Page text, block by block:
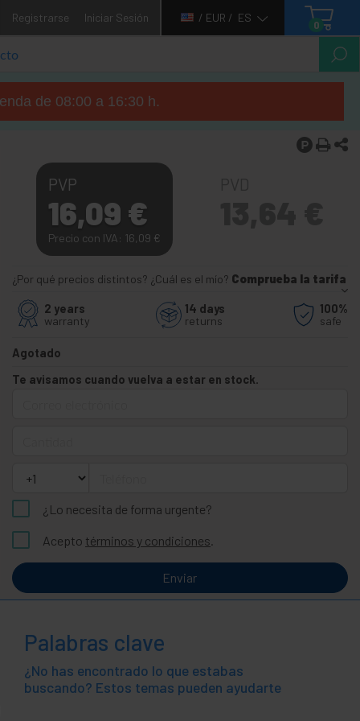
Registrarse Iniciar Sesión / EUR / ES
0
de 08:00 a 16:30 h.
PVP
16,09 €
Precio con IVA: 16,09 €
¿Por qué precios distintos? ¿Cuál es el mío? Comprueba la tarifa
2 years
warranty
14 days
returns
100%
safe
Agotado
Te avisamos cuando vuelva a estar en stock.
¿Lo necesita de forma urgente?
Acepto términos y condiciones.
Enviar
Palabras clave
¿No has encontrado lo que estabas
buscando? Estos temas pueden ayudarte